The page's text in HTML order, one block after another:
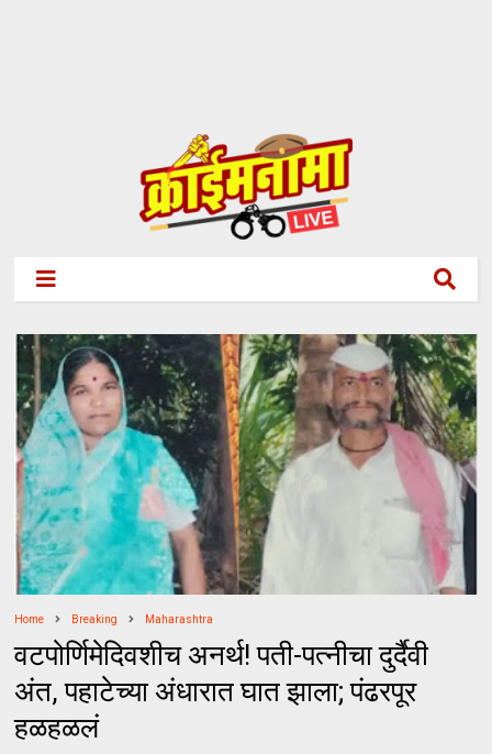
Home Breaking Maharashtra
वटपोर्णिमेदिवशीच अनर्थ! पती-पत्नीचा दुर्दैवी
अंत, पहाटेच्या अंधारात घात झाला; पंढरपूर
हळहळलं